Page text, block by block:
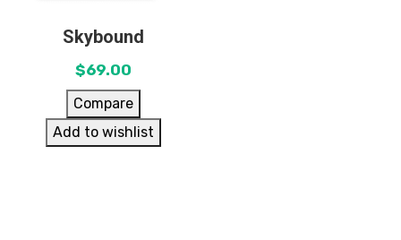
Skybound
$69.00
Compare
Add to wishlist